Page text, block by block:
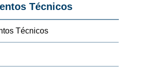
Técnicos
Técnicos